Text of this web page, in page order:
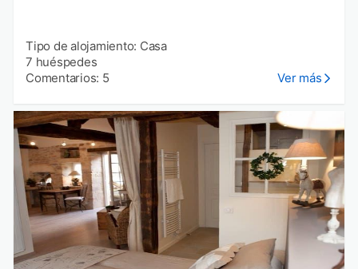
Tipo de alojamiento: Casa
7 huéspedes
Comentarios: 5
Ver más